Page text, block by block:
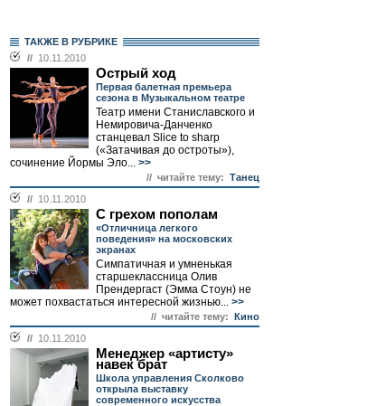
ТАКЖЕ В РУБРИКЕ
// 10.11.2010
Острый ход
Первая балетная премьера
сезона в Музыкальном театре
Театр имени Станиславского и
Немировича-Данченко
станцевал Slice to sharp
(«Затачивая до остроты»),
сочинение Йормы Эло... >>
// читайте тему: Танец
// 10.11.2010
С грехом пополам
«Отличница легкого
поведения» на московских
экранах
Симпатичная и умненькая
старшеклассница Олив
Прендергаст (Эмма Стоун) не
может похвастаться интересной жизнью... >>
// читайте тему: Кино
// 10.11.2010
Менеджер «артисту»
навек брат
Школа управления Сколково
открыла выставку
современного искусства